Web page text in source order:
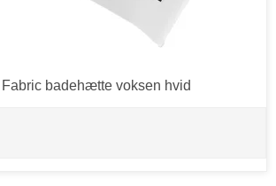
badehætte voksen hvid